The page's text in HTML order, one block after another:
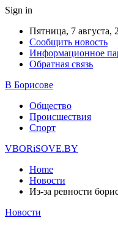
Sign in
Пятница, 7 августа,
Сообщить новость
Информационное
Обратная связь
В Борисове
Общество
Происшествия
Спорт
VBORiSOVE.BY
Home
Новости
Из-за ревности
Новости